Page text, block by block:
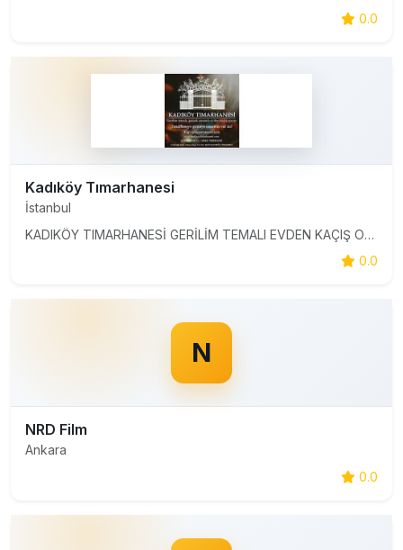
0.0
Kadıköy Tımarhanesi
İstanbul
KADIKÖY TIMARHANESİ GERİLİM TEMALI EVDEN KAÇIŞ OYUNU **2 KATLI** OYUN ALANI **GERİLİM VAR/YOK** SEÇENEĞİ BENZERSİZ ATMOSFER VE KALİTELİ BULMACA KURGUSU 2 – 7 kişilik ekip İpuçlarını bul, oyunları tamamla, kilitli kapıları aç Süren dolmadan gerilim ve korku dolu sırları açığa çıkar.
0.0
N
NRD Film
Ankara
0.0